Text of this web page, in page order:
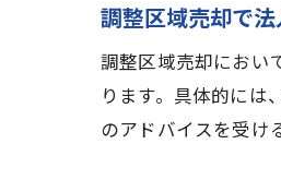
調整区域売却で
調整区域売却におい
ります。具体的には
のアドバイスを受け